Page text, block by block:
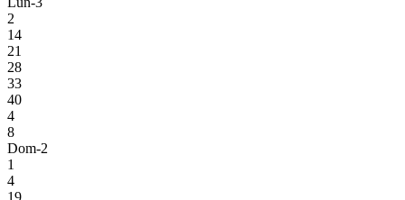
2
14
21
28
33
40
4
8
Dom-2
1
4
19